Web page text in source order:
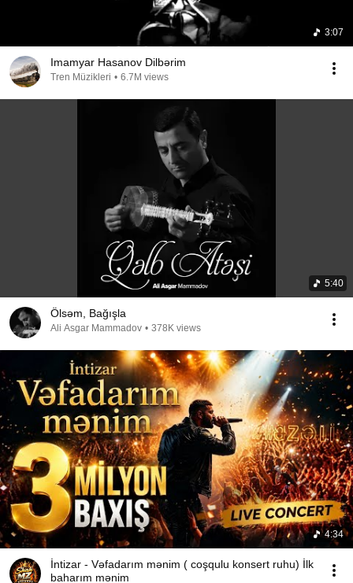
3:07
Imamyar Hasanov Dilbərim
Tren Müzikleri • 6.7M views
5:40
Ölsəm, Bağışla
Ali Asgar Mammadov • 378K views
4:34
İntizar - Vəfadarım mənim ( coşqulu konsert ruhu) İlk
baharım mənim